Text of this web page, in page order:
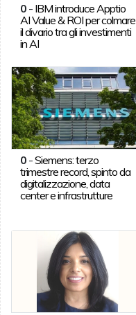
0- IBM introduce Apptio
AI Value & ROI per colmare
il divario tra gli investimenti
in AI
0-Siemens: terzo
trimestre record, spinto da
digitalizzazione, data
center e infrastrutture